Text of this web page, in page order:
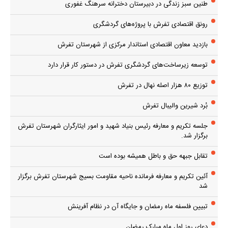
طنین سبز زندگی در دبیرستان دخترانه سرهنگ غفوری
رونق اقتصادی تفرش با پروژه‌های گردشگری
بازدید معاون اقتصادی استاندار مرکزی از شهرستان تفرش
توسعه زیرساخت‌های گردشگری تفرش در دستور کار قرار دارد
توزیع ۸۰ هزار اصله نهال در تفرش
بُرد شیرین والیبال تفرش
جلسه تکریم و معارفه رئیس بنیاد شهید و امور ایثارگران شهرستان تفرش
برگزار شد.
تقابل جبهه حق و باطل همیشه بوده است
آئین تکریم و معارفه فرمانده ناحیه مقاومت بسیج شهرستان تفرش برگزار
شد
تبیین فلسفه ماه رمضان و جایگاه آن در نظام آفرینش